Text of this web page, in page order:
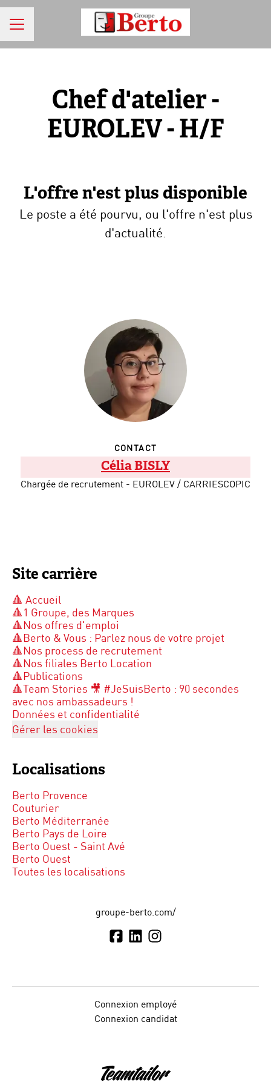
MENU CARRIÈRE
Chef d'atelier -
EUROLEV - H/F
L'offre n'est plus disponible
Le poste a été pourvu, ou l'offre n'est plus
d'actualité.
CONTACT
Célia BISLY
Chargée de recrutement - EUROLEV / CARRIESCOPIC
Site carrière
🔺 Accueil
🔺1 Groupe, des Marques
🔺Nos offres d'emploi
🔺Berto & Vous : Parlez nous de votre projet
🔺Nos process de recrutement
🔺Nos filiales Berto Location
🔺Publications
🔺Team Stories 🎥 #JeSuisBerto : 90 secondes
avec nos ambassadeurs !
Données et confidentialité
Gérer les cookies
Localisations
Berto Provence
Couturier
Berto Méditerranée
Berto Pays de Loire
Berto Ouest - Saint Avé
Berto Ouest
Toutes les localisations
groupe-berto.com/
Connexion employé
Connexion candidat